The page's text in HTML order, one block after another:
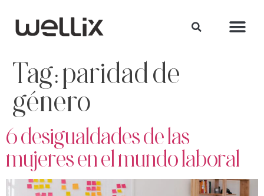
Tag:paridad de
género
6 desigualdades de las
mujeres en el mundo laboral